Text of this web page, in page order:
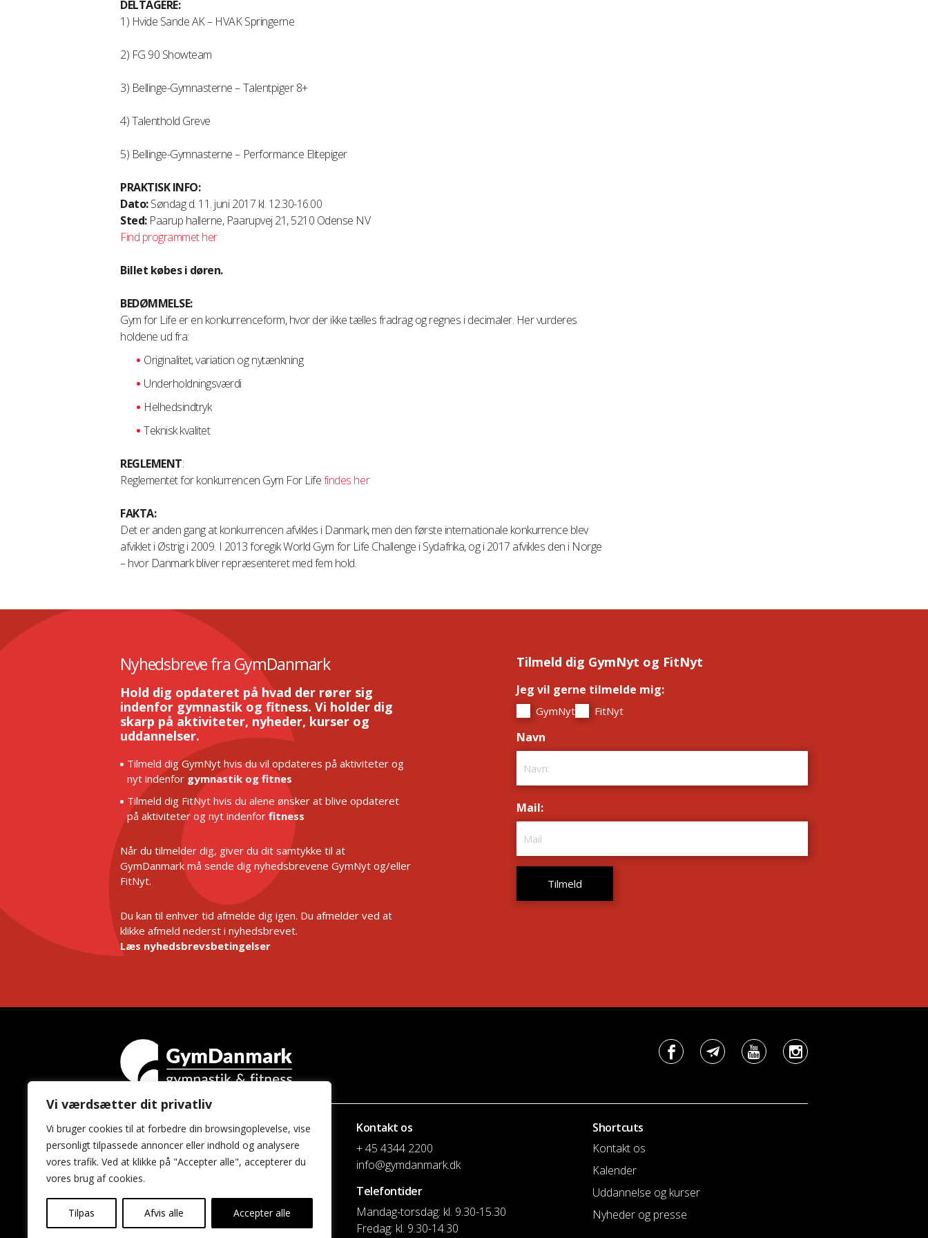
Vi værdsætter dit privatliv
Vi bruger cookies til at forbedre din browsingoplevelse, vise
personligt tilpassede annoncer eller indhold og analysere
vores trafik. Ved at klikke på "Accepter alle", accepterer du
vores brug af cookies.
Tilpas Afvis alle Accepter alle
DELTAGERE:
1) Hvide Sande AK – HVAK Springerne
2) FG 90 Showteam
3) Bellinge-Gymnasterne – Talentpiger 8+
4) Talenthold Greve
5) Bellinge-Gymnasterne – Performance Elitepiger
PRAKTISK INFO:
Dato:Søndag d. 11. juni 2017 kl. 12.30-16.00
Sted: Paarup hallerne, Paarupvej 21, 5210 Odense NV
Find programmet her
Billet købes i døren.
BEDØMMELSE:
Gym for Life er en konkurrenceform, hvor der ikke tælles fradrag og regnes i decimaler. Her vurderes
holdene ud fra:
Originalitet, variation og nytænkning
Underholdningsværdi
Helhedsindtryk
Teknisk kvalitet
REGLEMENT:
Reglementet for konkurrencen Gym For Lifefindes her
FAKTA:
Det er anden gang at konkurrencen afvikles i Danmark, men den første internationale konkurrence blev
afviklet i Østrig i 2009. I 2013 foregik World Gym for Life Challenge i Sydafrika, og i 2017 afvikles den i Norge
– hvor Danmark bliver repræsenteret med fem hold.
Nyhedsbreve fra GymDanmark
Hold dig opdateret på hvad der rører sig
indenfor gymnastik og fitness. Vi holder dig
skarp på aktiviteter, nyheder, kurser og
uddannelser.
Tilmeld dig GymNyt hvis du vil opdateres på aktiviteter og
nyt indenfor gymnastik og fitnes
Tilmeld dig FitNyt hvis du alene ønsker at blive opdateret
på aktiviteter og nyt indenfor fitness
Når du tilmelder dig, giver du dit samtykke til at
GymDanmark må sende dig nyhedsbrevene GymNyt og/eller
FitNyt.
Du kan til enhver tid afmelde dig igen. Du afmelder ved at
klikke afmeld nederst i nyhedsbrevet.
Læs nyhedsbrevsbetingelser
Tilmeld dig GymNyt og FitNyt
Jeg vil gerne tilmelde mig:
GymNyt FitNyt
Navn
Mail:
GymDanmark
Idrættens Hus
Brøndby Stadion 20
2605 Brøndby
Kontakt os
+ 45 4344 2200
info@gymdanmark.dk
Telefontider
Mandag-torsdag: kl. 9.30-15.30
Fredag: kl. 9.30-14.30
Shortcuts
Kontakt os
Kalender
Uddannelse og kurser
Nyheder og presse